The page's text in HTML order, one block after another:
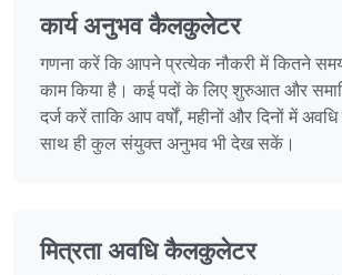
कार्य अनुभव कैलकुलेटर
गणना करें कि आपने प्रत्येक नौकरी में कितने
काम किया है। कई पदों के लिए शुरुआत और
दर्ज करें ताकि आप वर्षों, महीनों और दिनों में
साथ ही कुल संयुक्त अनुभव भी देख सकें।
मित्रता अवधि कैलकुलेटर